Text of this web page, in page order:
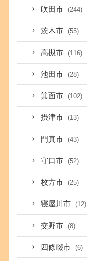
吹田市 (244)
茨木市 (55)
高槻市 (116)
池田市 (28)
箕面市 (102)
摂津市 (13)
門真市 (43)
守口市 (52)
枚方市 (25)
寝屋川市 (12)
交野市 (8)
四條畷市 (6)